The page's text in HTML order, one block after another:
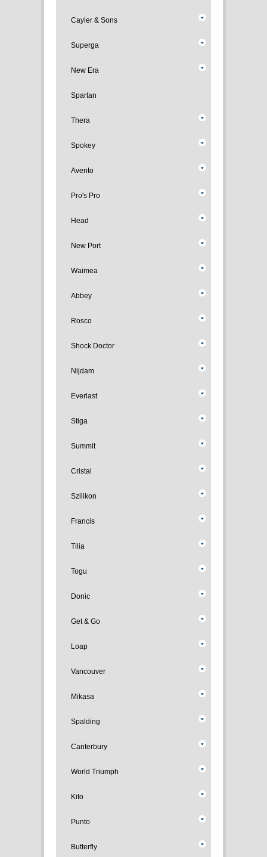
Cayler & Sons
Superga
New Era
Spartan
Thera
Spokey
Avento
Pro's Pro
Head
New Port
Waimea
Abbey
Rosco
Shock Doctor
Nijdam
Everlast
Stiga
Summit
Cristal
Szilikon
Francis
Tilia
Togu
Donic
Get & Go
Loap
Vancouver
Mikasa
Spalding
Canterbury
World Triumph
Kito
Punto
Butterfly